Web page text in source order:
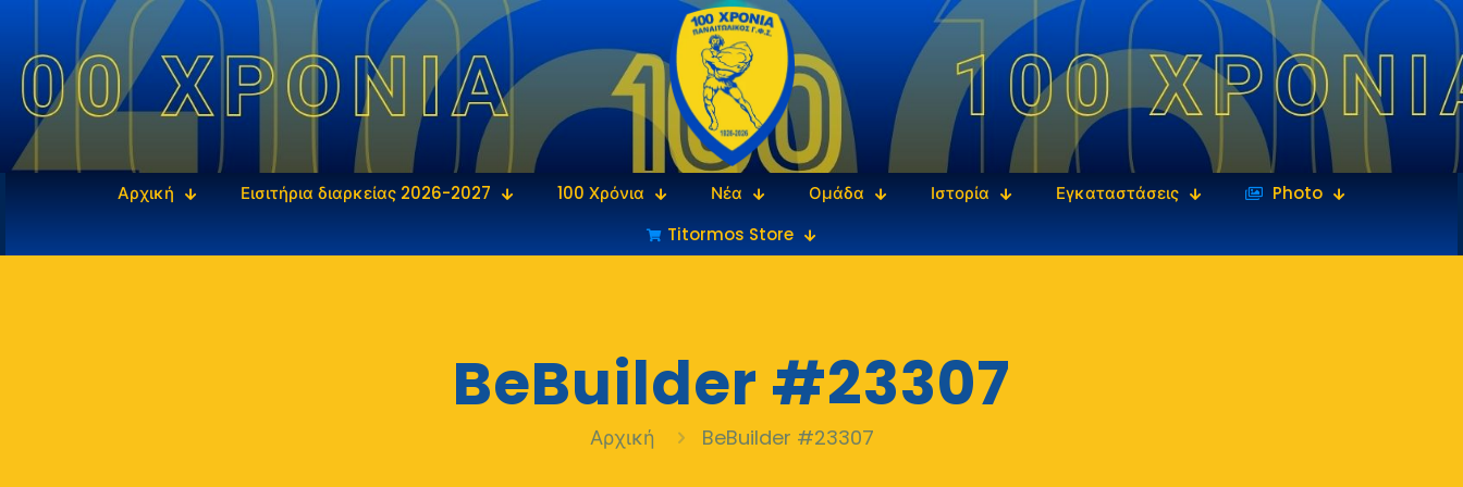
Αρχική Εισιτήρια διαρκείας 2026-2027 100 Χρόνια Νέα Ομάδα Ιστορία Εγκαταστάσεις
‎‏‏‎ ‎Photo
Titormos Store
BeBuilder #23307
Αρχική BeBuilder #23307